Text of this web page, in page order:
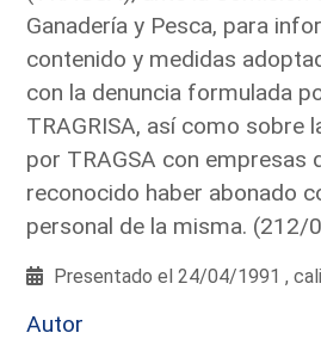
Ganadería y Pesca, para
contenido y medidas
con la denuncia formulada
TRAGRISA, así como sobre
por TRAGSA con empresas
reconocido haber abonado
personal de la misma. (212/
Presentado el 24/04/1991 ,
Autor